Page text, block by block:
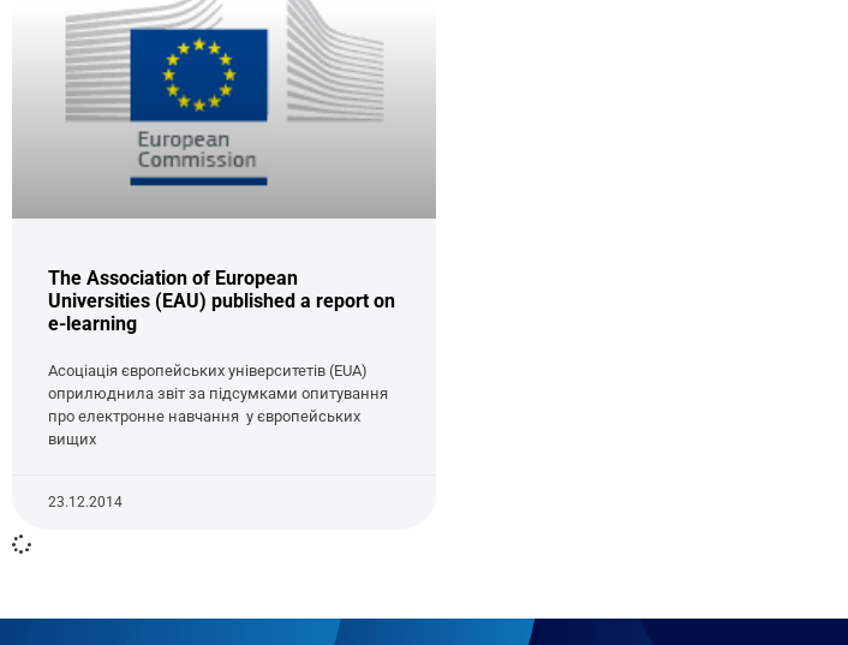
The Association of European
Universities (EAU) published a report on
e-learning
Асоціація європейських університетів (EUA)
оприлюднила звіт за підсумками опитування
про електронне навчання у європейських
вищих
23.12.2014